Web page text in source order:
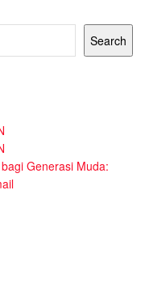
Search
Generasi Muda: